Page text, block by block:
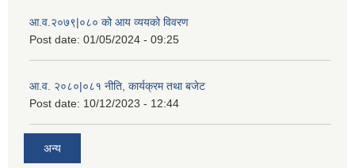
आ.व.२०७९|०८० को आय व्ययको विवरण
Post date: 01/05/2024 - 09:25
आ.व. २०८०|०८१ नीति, कार्यक्रम तथा बजेट
Post date: 10/12/2023 - 12:44
अन्य